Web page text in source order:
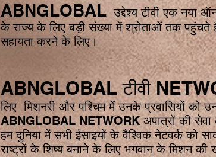
ABNGLOBALउद्देश्य टीवी एक नया
के राज्य के लिए बड़ी संख्या में श्रोताओं तक पहुंचते
सहायता करने के लिए।
ABNGLOBAL टीवी
लिए मिशनरी और पश्चिम में उनके प्रवासियों को
ABNGLOBAL NETWORK अपात्रों की
हम दुनिया में सभी ईसाइयों के वैश्विक नेटवर्क को
राष्ट्रों के शिष्य बनाने के लिए भगवान के मिशन की